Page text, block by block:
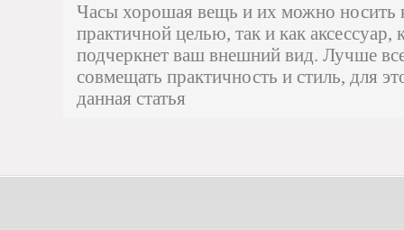
Часы хорошая вещь и их можно носить
практичной целью, так и как аксессуар,
подчеркнет ваш внешний вид. Лучше
совмещать практичность и стиль, для
данная статья